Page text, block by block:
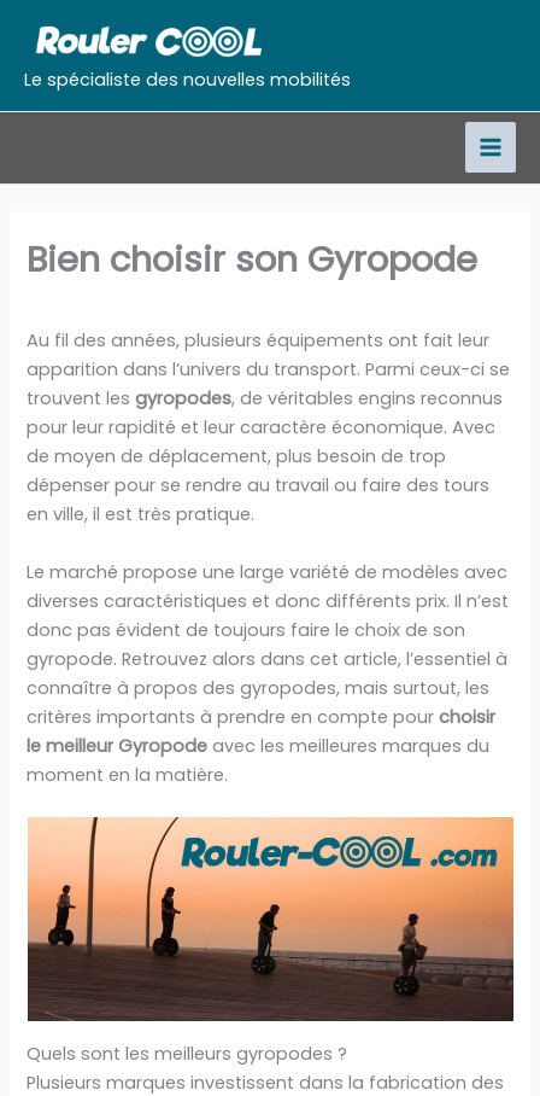
contenu
Le spécialiste des nouvelles mobilités
Bien choisir son Gyropode
Au fil des années, plusieurs équipements ont fait leur
apparition dans l’univers du transport. Parmi ceux-ci se
trouvent lesgyropodes, de véritables engins reconnus
pour leur rapidité et leur caractère économique. Avec
de moyen de déplacement, plus besoin de trop
dépenser pour se rendre au travail ou faire des tours
en ville, il est très pratique.
Le marché propose une large variété de modèles avec
diverses caractéristiques et donc différents prix. Il n’est
donc pas évident de toujours faire le choix de son
gyropode. Retrouvez alors dans cet article, l’essentiel à
connaître à propos des gyropodes, mais surtout, les
critères importants à prendre en compte pourchoisir
le meilleur Gyropode avec les meilleures marques du
moment en la matière.
Quels sont les meilleurs gyropodes ?
Plusieurs marques investissent dans la fabrication des